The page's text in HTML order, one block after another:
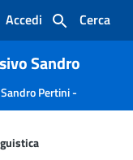
Cerca
Accedi
Sandro
Pertini -